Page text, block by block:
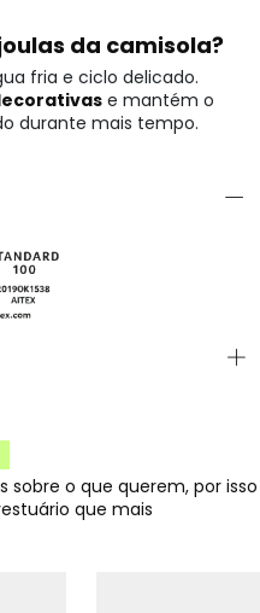
da camisola?
fria e ciclo delicado.
e mantém o
durante mais tempo.
sobre o que querem, por isso
que mais